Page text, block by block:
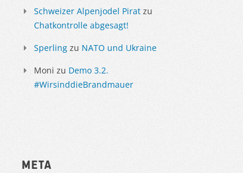
Schweizer Alpenjodel Pirat zu
Chatkontrolle abgesagt!
Sperling zu NATO und Ukraine
Moni zu Demo 3.2.
#WirsinddieBrandmauer
Meta